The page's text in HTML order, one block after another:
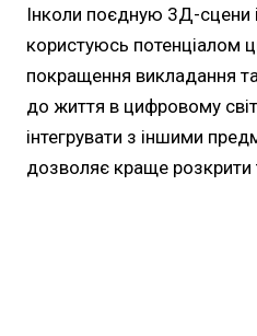
Інколи поєдную 3Д-сцени
користуюсь потенціалом
покращення викладання
до життя в цифровому
інтегрувати з іншими
дозволяє краще розкрити